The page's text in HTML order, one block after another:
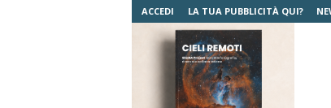
ACCEDI LA TUA PUBBLICITÀ QUI?